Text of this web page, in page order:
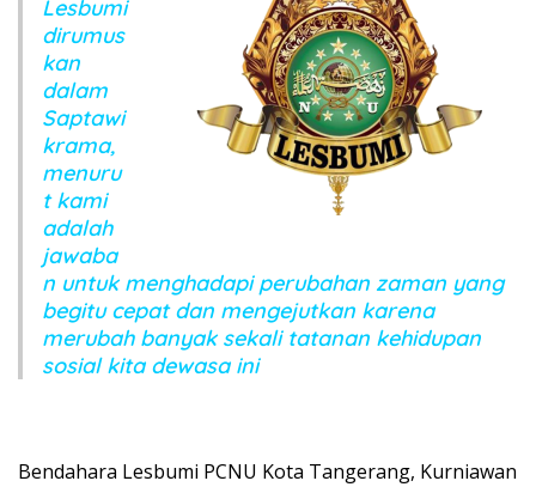
Lesbumi
dirumus
kan
dalam
Saptawi
krama,
menuru
t kami
adalah
jawaba
n untuk menghadapi perubahan zaman yang
begitu cepat dan mengejutkan karena
merubah banyak sekali tatanan kehidupan
sosial kita dewasa ini
Bendahara Lesbumi PCNU Kota Tangerang, Kurniawan